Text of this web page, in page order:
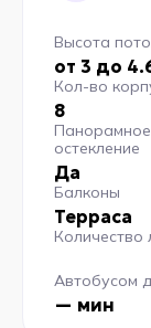
Высота
от 3 до
Кол-во
8
Панорамное
остекление
Да
Балконы
Терраса
Количество
Автобусом
— мин